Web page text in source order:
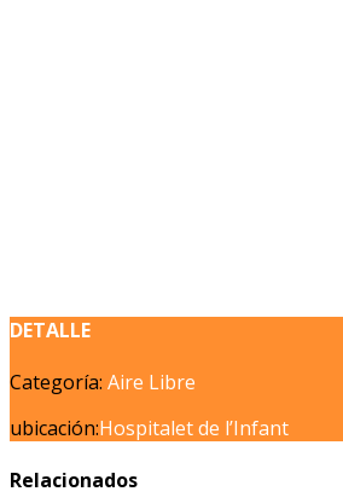
DETALLE
Categoría: Aire Libre
ubicación:Hospitalet de l’Infant
Relacionados